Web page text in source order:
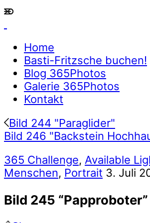
Home
Basti-Fritzsche buchen!
Blog 365Photos
Galerie 365Photos
Kontakt
Bild 244 "Paraglider"
Bild 246 "Backstein
365 Challenge, Available
Menschen, Portrait 3. Juli
Bild 245 “Papproboter”